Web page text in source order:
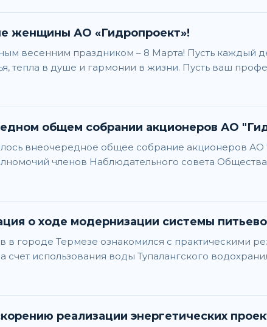
женщины АО «Гидропроект»!
весенним праздником – 8 Марта! Пусть каждый
тепла в душе и гармонии в жизни. Пусть ваш
общем собрании акционеров АО
внеочередное общее собрание акционеров
членов Наблюдательного совета
о ходе модернизации системы
городе Термезе ознакомился с практическими
счет использования воды Тупалангского
реализации энергетических